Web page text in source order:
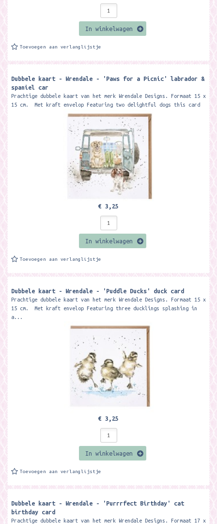
In winkelwagen
Toevoegen aan verlanglijstje
Dubbele kaart - Wrendale - 'Paws for a Picnic' labrador &
spaniel car
Prachtige dubbele kaart van het merk Wrendale Designs. Formaat 15 x
15 cm. Met kraft envelop Featuring two delightful dogs this card
€ 3,25
In winkelwagen
Toevoegen aan verlanglijstje
Dubbele kaart - Wrendale - 'Puddle Ducks' duck card
Prachtige dubbele kaart van het merk Wrendale Designs. Formaat 15 x
15 cm. Met kraft envelop Featuring three ducklings splashing in
a...
€ 3,25
In winkelwagen
Toevoegen aan verlanglijstje
Dubbele kaart - Wrendale - 'Purrrfect Birthday' cat
birthday card
Prachtige dubbele kaart van het merk Wrendale Designs. Formaat 17 x